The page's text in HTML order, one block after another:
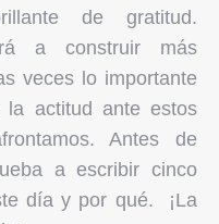
de gratitud.
a construir más
veces lo importante
actitud ante estos
Antes de
a escribir cinco
día y por qué. ¡La